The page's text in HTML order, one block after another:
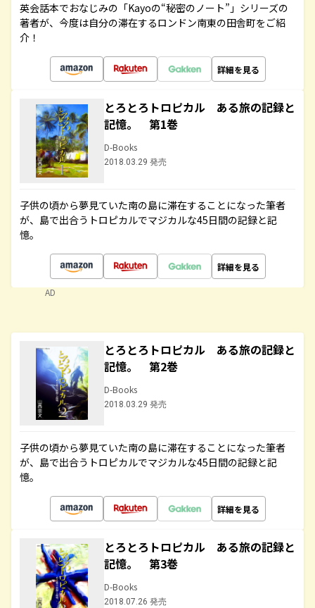
英会話本でおなじみの「Kayoの“秘密のノート”」シリーズの
著者が、今度は自分の滞在するロンドン南東の田舎町をご紹
介！
詳細を見る
とろとろトロピカル ある旅の記録と
記憶。 第1巻
D-Books
2018.03.29 発売
子供の頃から夢見ていた南の島に滞在することになった筆者
が、島で出合うトロピカルでマジカルな45日間の記録と記
憶。
詳細を見る
AD
とろとろトロピカル ある旅の記録と
記憶。 第2巻
D-Books
2018.03.29 発売
子供の頃から夢見ていた南の島に滞在することになった筆者
が、島で出合うトロピカルでマジカルな45日間の記録と記
憶。
詳細を見る
とろとろトロピカル ある旅の記録と
記憶。 第3巻
D-Books
2018.07.26 発売